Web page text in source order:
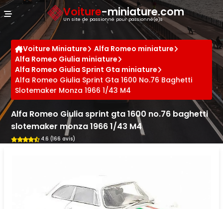
Voiture-miniature.com
Un site de passionné pour passionné(e)s
Voiture Miniature
Alfa Romeo miniature
Alfa Romeo Giulia miniature
Alfa Romeo Giulia Sprint Gta miniature
Alfa Romeo Giulia Sprint Gta 1600 No.76 Baghetti
Slotemaker Monza 1966 1/43 M4
Alfa Romeo Giulia sprint gta 1600 no.76 baghetti
slotemaker monza 1966 1/43 M4
4.6 (166 avis)
Panneau de gestion des cookies